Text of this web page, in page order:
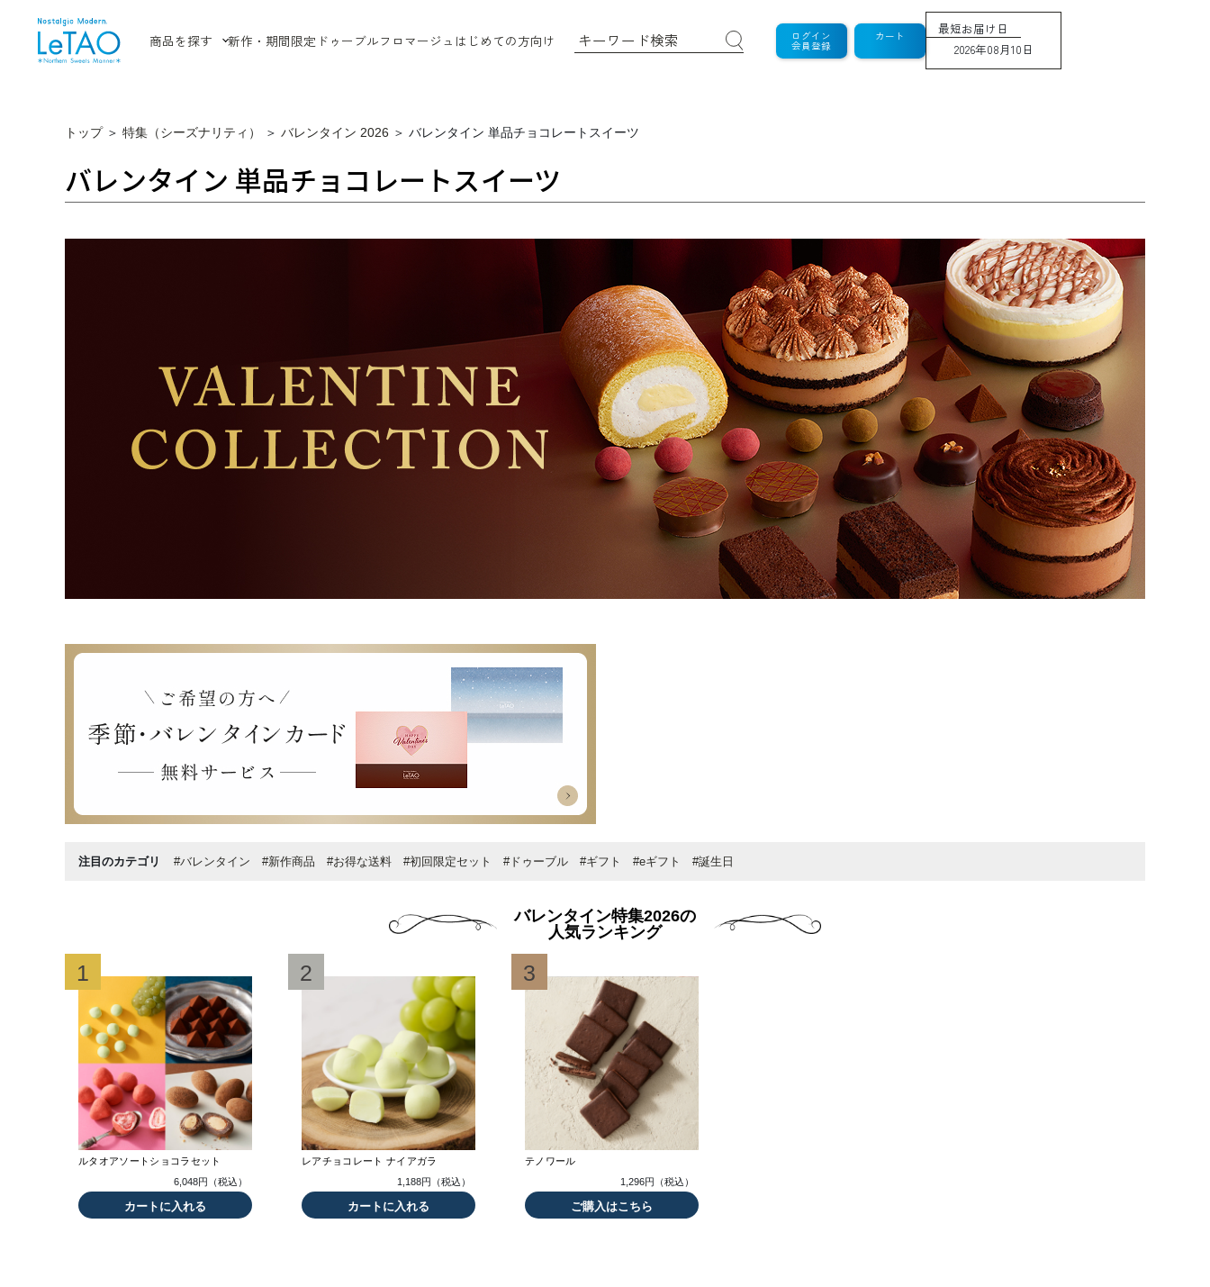
商品を探す 新作・期間限定 ドゥーブルフロマージュ はじめての方向け ログイン
会員登録
カート
最短お届け日
2026年08月10日
トップ ＞ 特集（シーズナリティ） ＞ バレンタイン 2026 ＞ バレンタイン 単品チョコレートスイーツ
バレンタイン 単品チョコレートスイーツ
注目のカテゴリ #バレンタイン #新作商品 #お得な送料 #初回限定セット #ドゥーブル #ギフト #eギフト #誕生日
バレンタイン特集2026の
人気ランキング
1
ルタオアソートショコラセット
6,048円（税込）
カートに入れる
2
レアチョコレート ナイアガラ
1,188円（税込）
カートに入れる
3
テノワール
1,296円（税込）
ご購入はこちら